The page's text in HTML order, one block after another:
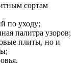
сортам
по уходу;
палитра узоров;
плиты, но и